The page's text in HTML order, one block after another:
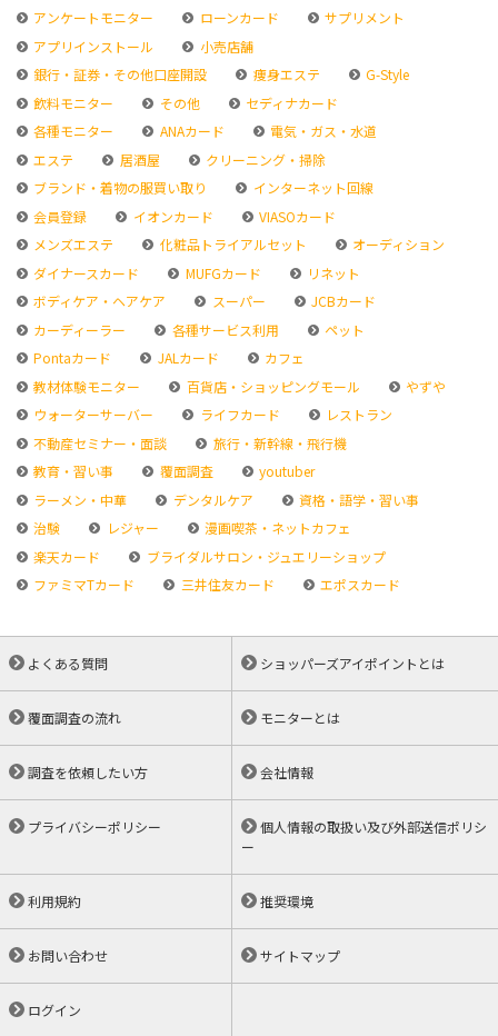
アンケートモニター
ローンカード
サプリメント
アプリインストール
小売店舗
銀行・証券・その他口座開設
痩身エステ
G-Style
飲料モニター
その他
セディナカード
各種モニター
ANAカード
電気・ガス・水道
エステ
居酒屋
クリーニング・掃除
ブランド・着物の服買い取り
インターネット回線
会員登録
イオンカード
VIASOカード
メンズエステ
化粧品トライアルセット
オーディション
ダイナースカード
MUFGカード
リネット
ボディケア・ヘアケア
スーパー
JCBカード
カーディーラー
各種サービス利用
ペット
Pontaカード
JALカード
カフェ
教材体験モニター
百貨店・ショッピングモール
やずや
ウォーターサーバー
ライフカード
レストラン
不動産セミナー・面談
旅行・新幹線・飛行機
教育・習い事
覆面調査
youtuber
ラーメン・中華
デンタルケア
資格・語学・習い事
治験
レジャー
漫画喫茶・ネットカフェ
楽天カード
ブライダルサロン・ジュエリーショップ
ファミマTカード
三井住友カード エポスカード
よくある質問 ショッパーズアイポイントとは
覆面調査の流れ モニターとは
調査を依頼したい方 会社情報
プライバシーポリシー
個人情報の取扱い及び外部送信ポリシ
ー
利用規約 推奨環境
お問い合わせ サイトマップ
ログイン